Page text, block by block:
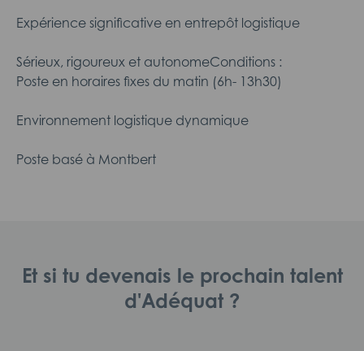
Expérience significative en entrepôt logistique
Sérieux, rigoureux et autonomeConditions :
Poste en horaires fixes du matin (6h- 13h30)
Environnement logistique dynamique
Poste basé à Montbert
Et si tu devenais le prochain talent
d'Adéquat ?